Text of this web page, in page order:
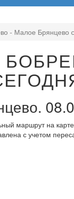
- Малое Брянцево
маршрут на
с учетом